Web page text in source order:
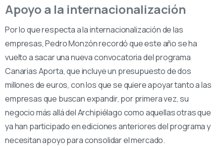
Apoyo a la internacionalización
Por lo que respecta a la internacionalización de las
empresas, Pedro Monzón recordó que este año se ha
vuelto a sacar una nueva convocatoria del programa
Canarias Aporta, que incluye un presupuesto de dos
millones de euros, con los que se quiere apoyar tanto a las
empresas que buscan expandir, por primera vez, su
negocio más allá del Archipiélago como aquellas otras que
ya han participado en ediciones anteriores del programa y
necesitan apoyo para consolidar el mercado.